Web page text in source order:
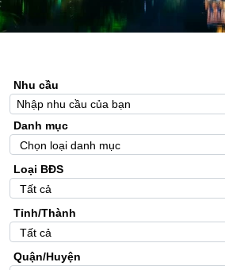
Nhu cầu
Danh mục
Loại BĐS
Tỉnh/Thành
Quận/Huyện